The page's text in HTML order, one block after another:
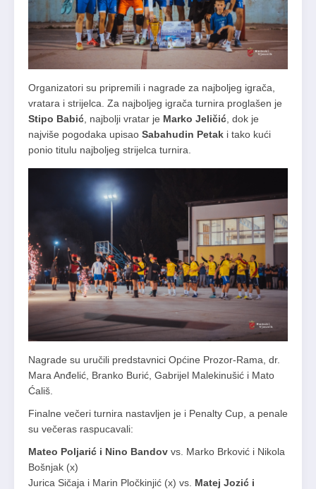
Organizatori su pripremili i nagrade za najboljeg igrača,
vratara i strijelca. Za najboljeg igrača turnira proglašen je
Stipo Babić , najbolji vratar je Marko Jeličić , dok je
najviše pogodaka upisao Sabahudin Petak i tako kući
ponio titulu najboljeg strijelca turnira.
Nagrade su uručili predstavnici Općine Prozor-Rama, dr.
Mara Anđelić, Branko Burić, Gabrijel Malekinušić i Mato
Ćališ.
Finalne večeri turnira nastavljen je i Penalty Cup, a penale
su večeras raspucavali:
Mateo Poljarić i Nino Bandov vs. Marko Brković i Nikola
Bošnjak (x)
Jurica Sičaja i Marin Pločkinjić (x) vs. Matej Jozić i